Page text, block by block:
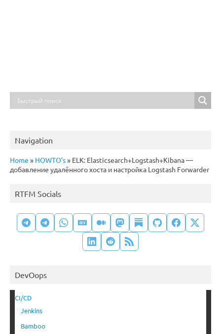
Navigation
Home » HOWTO's» ELK: Elasticsearch+Logstash+Kibana —
добавление удалённого хоста и настройка Logstash Forwarder
RTFM Socials
DevOops
CI/CD
Jenkins
Bamboo